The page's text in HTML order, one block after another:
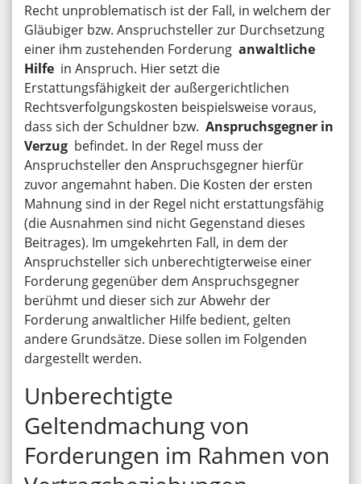
Recht unproblematisch ist der Fall, in welchem der
Gläubiger bzw. Anspruchsteller zur Durchsetzung
einer ihm zustehenden Forderung anwaltliche
Hilfe in Anspruch. Hier setzt die
Erstattungsfähigkeit der außergerichtlichen
Rechtsverfolgungskosten beispielsweise voraus,
dass sich der Schuldner bzw. Anspruchsgegner in
Verzug befindet. In der Regel muss der
Anspruchsteller den Anspruchsgegner hierfür
zuvor angemahnt haben. Die Kosten der ersten
Mahnung sind in der Regel nicht erstattungsfähig
(die Ausnahmen sind nicht Gegenstand dieses
Beitrages). Im umgekehrten Fall, in dem der
Anspruchsteller sich unberechtigterweise einer
Forderung gegenüber dem Anspruchsgegner
berühmt und dieser sich zur Abwehr der
Forderung anwaltlicher Hilfe bedient, gelten
andere Grundsätze. Diese sollen im Folgenden
dargestellt werden.
Unberechtigte
Geltendmachung von
Forderungen im Rahmen von